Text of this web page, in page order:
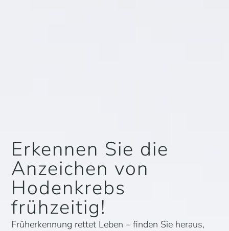
Erkennen Sie die
Anzeichen von
Hodenkrebs
frühzeitig!
Früherkennung rettet Leben – finden Sie heraus,